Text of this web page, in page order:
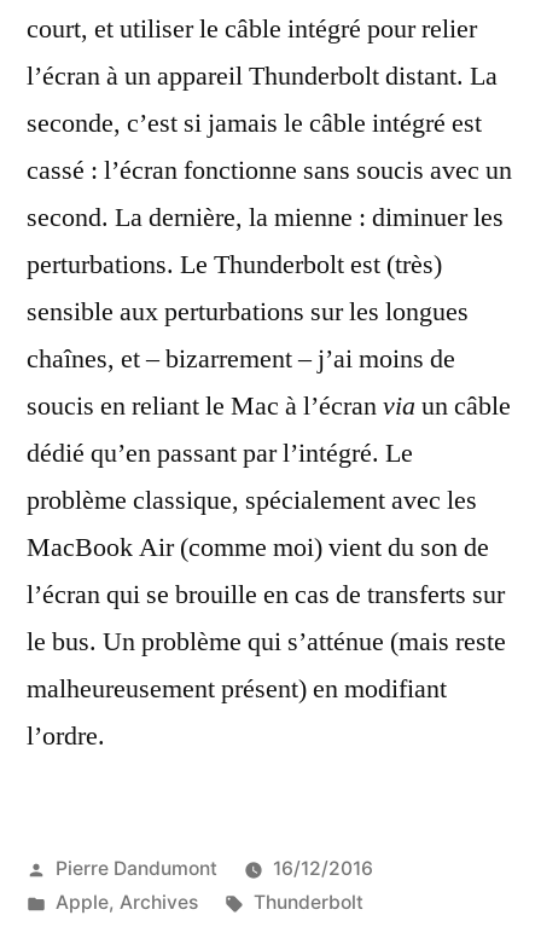
court, et utiliser le câble intégré pour relier
l’écran à un appareil Thunderbolt distant. La
seconde, c’est si jamais le câble intégré est
cassé : l’écran fonctionne sans soucis avec un
second. La dernière, la mienne : diminuer les
perturbations. Le Thunderbolt est (très)
sensible aux perturbations sur les longues
chaînes, et – bizarrement – j’ai moins de
soucis en reliant le Mac à l’écranvia un câble
dédié qu’en passant par l’intégré. Le
problème classique, spécialement avec les
MacBook Air (comme moi) vient du son de
l’écran qui se brouille en cas de transferts sur
le bus. Un problème qui s’atténue (mais reste
malheureusement présent) en modifiant
l’ordre.
Publié
par
Pierre Dandumont
16/12/2016
Publié
Apple, Archives Étiquettes :
Thunderbolt